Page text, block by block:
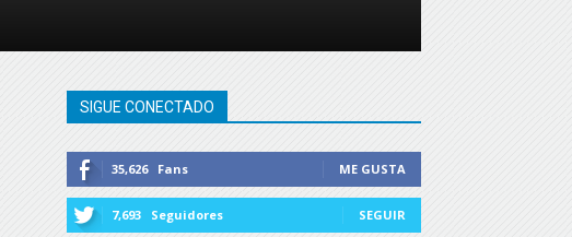
SIGUE CONECTADO
35,626 Fans ME GUSTA
7,693 Seguidores SEGUIR